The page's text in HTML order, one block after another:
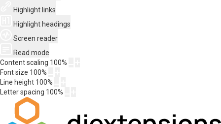
Highlight links
Highlight headings
Screen reader
Read mode
Content scaling 100%
Font size 100%
Line height 100%
Letter spacing 100%